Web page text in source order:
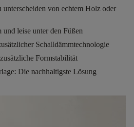
unterscheiden von echtem Holz oder
und leise unter den Füßen
Schalldämmtechnologie
Formstabilität
Die nachhaltigste Lösung